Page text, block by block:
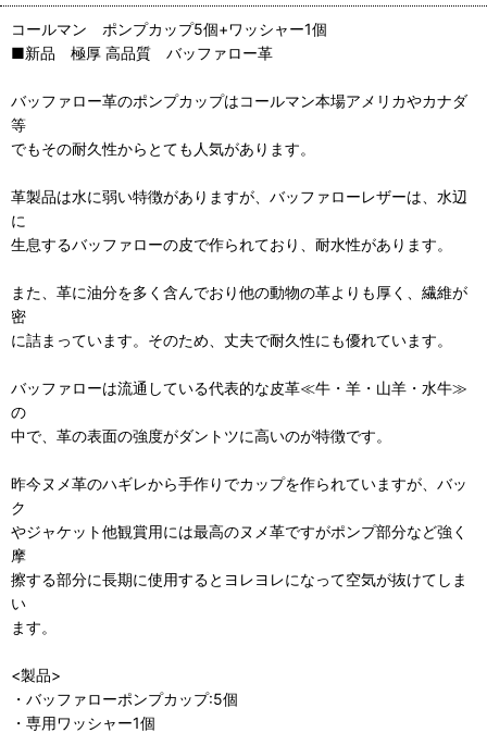
コールマン ポンプカップ5個+ワッシャー1個
■新品 極厚 高品質 バッファロー革
バッファロー革のポンプカップはコールマン本場アメリカやカナダ
等
でもその耐久性からとても人気があります。
革製品は水に弱い特徴がありますが、バッファローレザーは、水辺
に
生息するバッファローの皮で作られており、耐水性があります。
また、革に油分を多く含んでおり他の動物の革よりも厚く、繊維が
密
に詰まっています。そのため、丈夫で耐久性にも優れています。
バッファローは流通している代表的な皮革≪牛・羊・山羊・水牛≫
の
中で、革の表面の強度がダントツに高いのが特徴です。
昨今ヌメ革のハギレから手作りでカップを作られていますが、バッ
ク
やジャケット他観賞用には最高のヌメ革ですがポンプ部分など強く
摩
擦する部分に長期に使用するとヨレヨレになって空気が抜けてしま
い
ます。
<製品>
・バッファローポンプカップ:5個
・専用ワッシャー1個